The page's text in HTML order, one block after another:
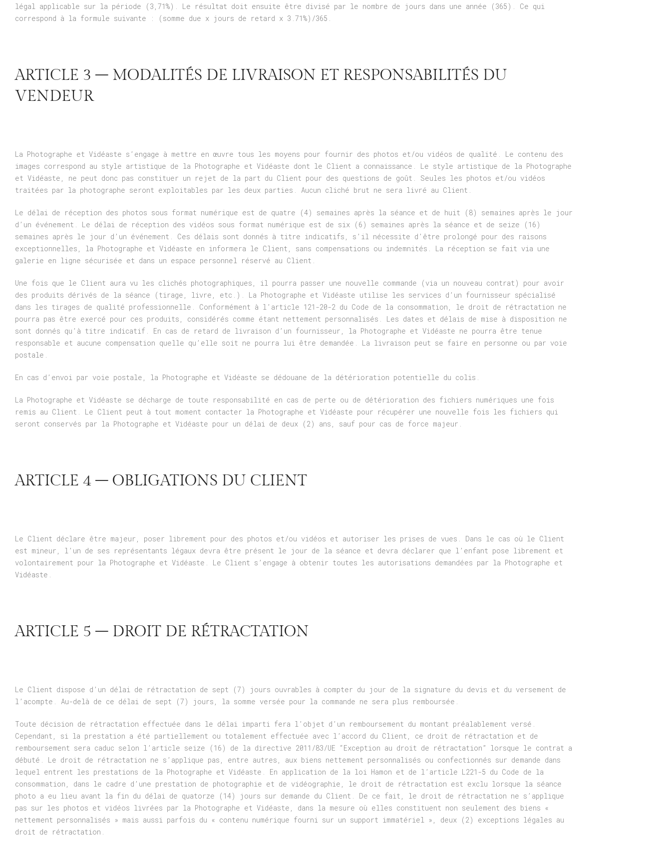
légal applicable sur la période (3,71%). Le résultat doit ensuite être divisé par le nombre de jours dans une année (365). Ce qui
correspond à la formule suivante : (somme due x jours de retard x 3.71%)/365.
ARTICLE 3 – MODALITÉS DE LIVRAISON ET RESPONSABILITÉS DU
VENDEUR
La Photographe et Vidéaste s’engage à mettre en œuvre tous les moyens pour fournir des photos et/ou vidéos de qualité. Le contenu des
images correspond au style artistique de la Photographe et Vidéaste dont le Client a connaissance. Le style artistique de la Photographe
et Vidéaste, ne peut donc pas constituer un rejet de la part du Client pour des questions de goût. Seules les photos et/ou vidéos
traitées par la photographe seront exploitables par les deux parties. Aucun cliché brut ne sera livré au Client.
Le délai de réception des photos sous format numérique est de quatre (4) semaines après la séance et de huit (8) semaines après le jour
d’un événement. Le délai de réception des vidéos sous format numérique est de six (6) semaines après la séance et de seize (16)
semaines après le jour d’un événement. Ces délais sont donnés à titre indicatifs, s’il nécessite d’être prolongé pour des raisons
exceptionnelles, la Photographe et Vidéaste en informera le Client, sans compensations ou indemnités. La réception se fait via une
galerie en ligne sécurisée et dans un espace personnel réservé au Client.
Une fois que le Client aura vu les clichés photographiques, il pourra passer une nouvelle commande (via un nouveau contrat) pour avoir
des produits dérivés de la séance (tirage, livre, etc.). La Photographe et Vidéaste utilise les services d’un fournisseur spécialisé
dans les tirages de qualité professionnelle. Conformément à l’article 121-20-2 du Code de la consommation, le droit de rétractation ne
pourra pas être exercé pour ces produits, considérés comme étant nettement personnalisés. Les dates et délais de mise à disposition ne
sont donnés qu’à titre indicatif. En cas de retard de livraison d’un fournisseur, la Photographe et Vidéaste ne pourra être tenue
responsable et aucune compensation quelle qu’elle soit ne pourra lui être demandée. La livraison peut se faire en personne ou par voie
postale.
En cas d’envoi par voie postale, la Photographe et Vidéaste se dédouane de la détérioration potentielle du colis.
La Photographe et Vidéaste se décharge de toute responsabilité en cas de perte ou de détérioration des fichiers numériques une fois
remis au Client. Le Client peut à tout moment contacter la Photographe et Vidéaste pour récupérer une nouvelle fois les fichiers qui
seront conservés par la Photographe et Vidéaste pour un délai de deux (2) ans, sauf pour cas de force majeur.
ARTICLE 4 – OBLIGATIONS DU CLIENT
Le Client déclare être majeur, poser librement pour des photos et/ou vidéos et autoriser les prises de vues. Dans le cas où le Client
est mineur, l’un de ses représentants légaux devra être présent le jour de la séance et devra déclarer que l’enfant pose librement et
volontairement pour la Photographe et Vidéaste. Le Client s’engage à obtenir toutes les autorisations demandées par la Photographe et
Vidéaste.
ARTICLE 5 – DROIT DE RÉTRACTATION
Le Client dispose d’un délai de rétractation de sept (7) jours ouvrables à compter du jour de la signature du devis et du versement de
l’acompte. Au-delà de ce délai de sept (7) jours, la somme versée pour la commande ne sera plus remboursée.
Toute décision de rétractation effectuée dans le délai imparti fera l’objet d’un remboursement du montant préalablement versé.
Cependant, si la prestation a été partiellement ou totalement effectuée avec l’accord du Client, ce droit de rétractation et de
remboursement sera caduc selon l’article seize (16) de la directive 2011/83/UE “Exception au droit de rétractation” lorsque le contrat a
débuté. Le droit de rétractation ne s’applique pas, entre autres, aux biens nettement personnalisés ou confectionnés sur demande dans
lequel entrent les prestations de la Photographe et Vidéaste. En application de la loi Hamon et de l’article L221-5 du Code de la
consommation, dans le cadre d’une prestation de photographie et de vidéographie, le droit de rétractation est exclu lorsque la séance
photo a eu lieu avant la fin du délai de quatorze (14) jours sur demande du Client. De ce fait, le droit de rétractation ne s’applique
pas sur les photos et vidéos livrées par la Photographe et Vidéaste, dans la mesure où elles constituent non seulement des biens «
nettement personnalisés » mais aussi parfois du « contenu numérique fourni sur un support immatériel », deux (2) exceptions légales au
droit de rétractation.